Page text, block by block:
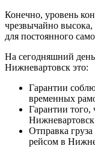
Конечно, уровень
чрезвычайно
для постоянного
На сегодняшний
Нижневартовск это:
Гарантии
временных
Гарантии того,
Отправка
рейсом в